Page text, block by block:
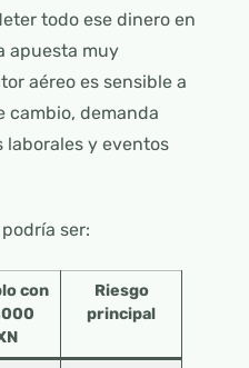
todo ese dinero en
apuesta muy
aéreo es sensible a
cambio, demanda
y eventos
ser:
con
Riesgo
principal